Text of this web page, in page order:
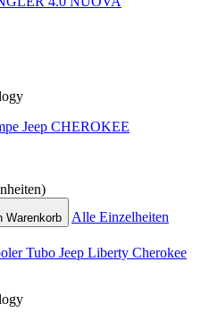
Jeep CHEROKEE
Warenkorb
Alle Einzelheiten